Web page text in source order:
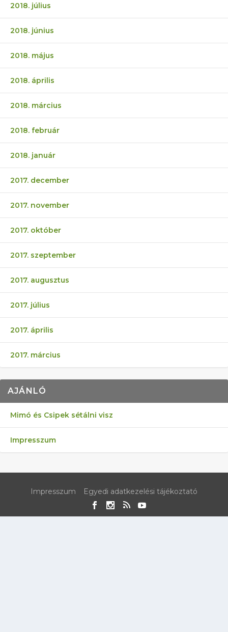
2018. július
2018. június
2018. május
2018. április
2018. március
2018. február
2018. január
2017. december
2017. november
2017. október
2017. szeptember
2017. augusztus
2017. július
2017. április
2017. március
AJÁNLÓ
Mimó és Csipek sétálni visz
Impresszum
Impresszum Egyedi adatkezelési tájékoztató